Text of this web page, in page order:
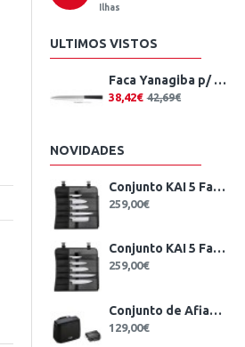
Ilhas
ULTIMOS VISTOS
Faca Yanagiba p/ Esquerdinos ICEL Tokyo
38,42€ 42,69€
NOVIDADES
Conjunto KAI 5 Facas Japonesas + Estojo
259,00€
Conjunto KAI 5 Facas Wasabi Black Europeu + Estojo
259,00€
Conjunto de Afiação Elétrico KAI
129,00€